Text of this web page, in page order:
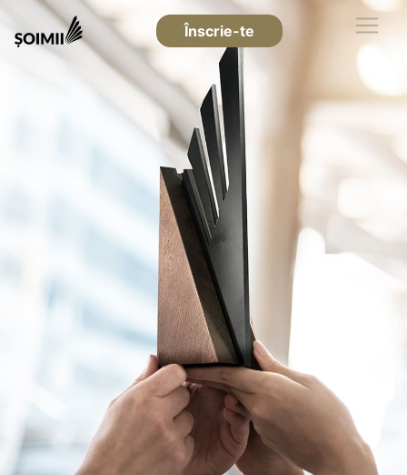
Înscrie-te